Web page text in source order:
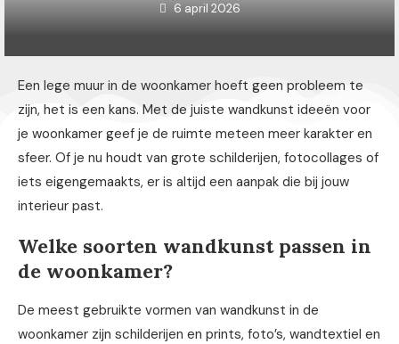
6 april 2026
Een lege muur in de woonkamer hoeft geen probleem te
zijn, het is een kans. Met de juiste wandkunst ideeën voor
je woonkamer geef je de ruimte meteen meer karakter en
sfeer. Of je nu houdt van grote schilderijen, fotocollages of
iets eigengemaakts, er is altijd een aanpak die bij jouw
interieur past.
Welke soorten wandkunst passen in
de woonkamer?
De meest gebruikte vormen van wandkunst in de
woonkamer zijn schilderijen en prints, foto’s, wandtextiel en